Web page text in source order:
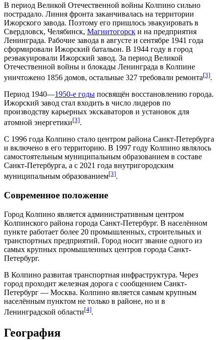
В период Великой Отечественной войны Колпино сильно
пострадало. Линия фронта заканчивалась на территории
Ижорского завода. Поэтому его пришлось эвакуировать в
Свердловск, Челябинск, Магнитогорск и на предприятия
Ленинграда. Рабочие завода в августе и сентябре 1941 года
сформировали Ижорский батальон. В 1944 году в город
реэвакуировали Ижорский завод. За период Великой
Отечественной войны и блокады Ленинграда в Колпине
уничтожено 1856 домов, остальные 327 требовали ремонта[3].
Период 1940—1950-е годы посвящён восстановлению города.
Ижорский завод стал входить в число лидеров по
производству карьерных экскаваторов и установок для
атомной энергетики[3].
С 1996 года Колпино стало центром района Санкт-Петербурга
и включено в его территорию. В 1997 году Колпино являлось
самостоятельным муниципальным образованием в составе
Санкт-Петербурга, а с 2021 года внутригородским
муниципальным образованием[3].
Современное положение
Город Колпино является административным центром
Колпинского района города Санкт-Петербург. В населённом
пункте работает более 20 промышленных, строительных и
транспортных предприятий. Город носит звание одного из
самых крупных промышленных центров города Санкт-
Петербург.
В Колпино развитая транспортная инфраструктура. Через
город проходит железная дорога с сообщением Санкт-
Петербург — Москва. Колпино является самым крупным
населённым пунктом не только в районе, но и в
Ленинградской области[4].
География